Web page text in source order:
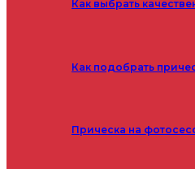
Как выбрать
Как подобрать
Прическа на